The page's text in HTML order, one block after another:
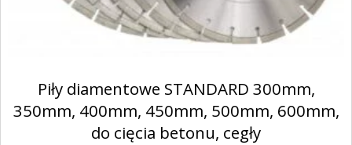
Piły diamentowe STANDARD 300mm,
350mm, 400mm, 450mm, 500mm, 600mm,
do cięcia betonu, cegły